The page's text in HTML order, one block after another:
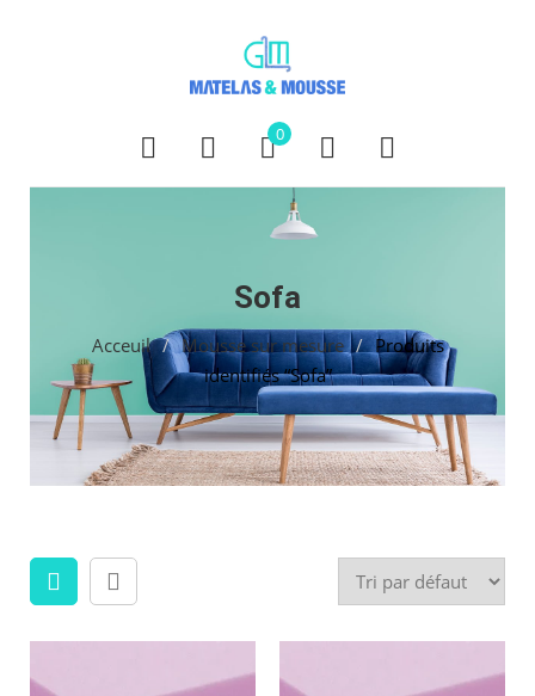
0
Sofa
Acceuil / Mousse sur mesure / Produits
identifiés “Sofa”